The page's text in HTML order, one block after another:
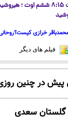
ساعت ۸:۱۵ ششم اوت ؛
خرازی
فیلم های دیگر
گلستان سعدی